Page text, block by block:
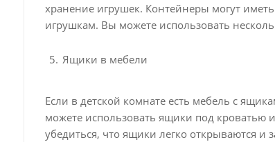
хранение игрушек. Контейнеры могут
игрушкам. Вы можете использовать
Ящики в мебели
Если в детской комнате есть мебель с
можете использовать ящики под кроватью
убедиться, что ящики легко открываются и